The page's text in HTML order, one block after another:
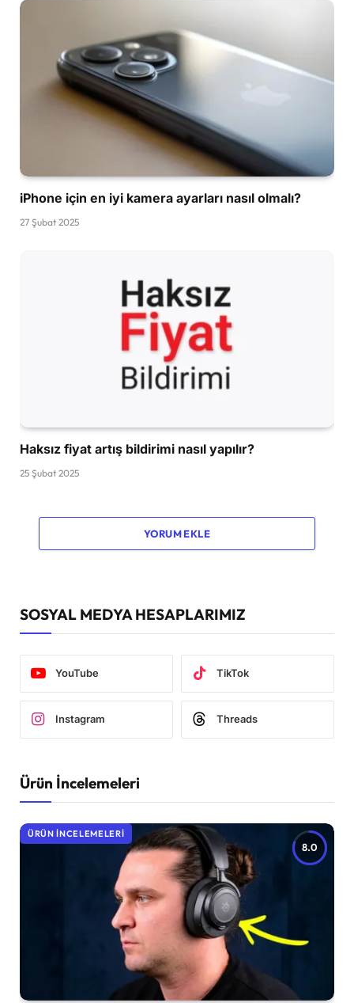
iPhone için en iyi kamera ayarları nasıl olmalı?
27 Şubat 2025
Haksız fiyat artış bildirimi nasıl yapılır?
25 Şubat 2025
YORUM EKLE
SOSYAL MEDYA HESAPLARIMIZ
YouTube TikTok
Instagram Threads
Ürün İncelemeleri
8.0
ÜRÜN İNCELEMELERI